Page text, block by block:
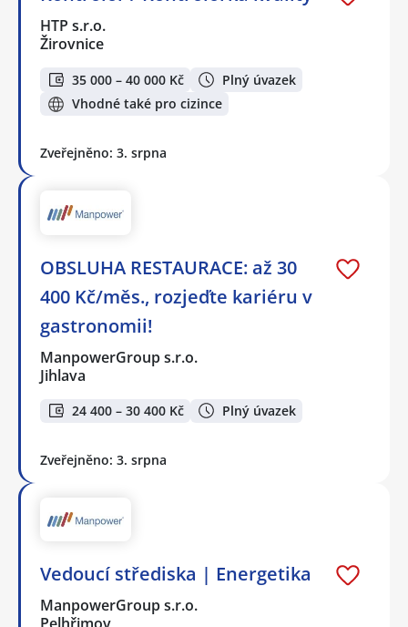
HTP s.r.o.
Žirovnice
35 000 – 40 000 Kč
Plný úvazek
Vhodné také pro cizince
Zveřejněno: 3. srpna
OBSLUHA RESTAURACE: až 30
400 Kč/měs., rozjeďte kariéru v
gastronomii!
ManpowerGroup s.r.o.
Jihlava
24 400 – 30 400 Kč Plný úvazek
Zveřejněno: 3. srpna
Vedoucí střediska | Energetika
ManpowerGroup s.r.o.